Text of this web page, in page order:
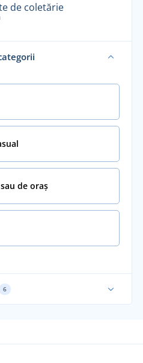
de coletărie
de oraș
6